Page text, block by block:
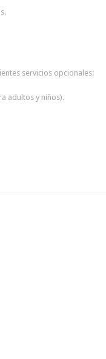
servicios opcionales:
adultos y niños).